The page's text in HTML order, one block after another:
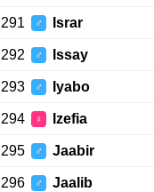
291 ♂ Israr
292 ♂ Issay
293 ♂ Iyabo
294 ♀ Izefia
295 ♂ Jaabir
296 ♂ Jaalib